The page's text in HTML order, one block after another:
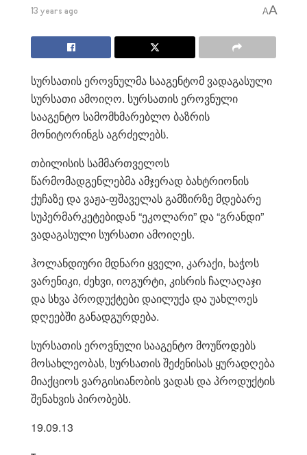
13 years ago AA
სურსათის ეროვნულმა სააგენტომ ვადაგასული
სურსათი ამოიღო. სურსათის ეროვნული
სააგენტო სამომხმარებლო ბაზრის
მონიტორინგს აგრძელებს.
თბილისის სამმართველოს
წარმომადგენლებმა ამჯერად ბახტრიონის
ქუჩაზე და ვაჟა-ფშაველას გამზირზე მდებარე
სუპერმარკეტებიდან “ეკოლარი” და “გრანდი”
ვადაგასული სურსათი ამოიღეს.
ჰოლანდიური მდნარი ყველი, კარაქი, ხაჭოს
ვარენიკი, ძეხვი, იოგურტი, კისრის ჩალაღაჯი
და სხვა პროდუქტები დაილუქა და უახლოეს
დღეებში განადგურდება.
სურსათის ეროვნული სააგენტო მოუწოდებს
მოსახლეობას, სურსათის შეძენისას ყურადღება
მიაქციოს ვარგისიანობის ვადას და პროდუქტის
შენახვის პირობებს.
19.09.13